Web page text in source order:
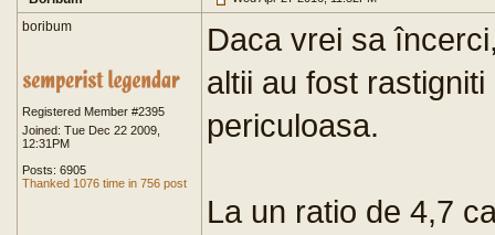
boribum
Registered Member #2395
Joined: Tue Dec 22 2009,
12:31PM
Posts: 6905
Thanked 1076 time in 756 post
Daca vrei sa
altii au fost
periculoasa.
La un ratio de 4,7